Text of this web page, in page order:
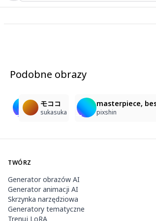
Podobne obrazy
str
猫耳少女の海辺日和
BlueTiger_AIillustration
モココ
sukasuka
masterpiece,
pixshin
TWÓRZ
Generator obrazów AI
Generator animacji AI
Skrzynka narzędziowa
Generatory tematyczne
Trenuj LoRA